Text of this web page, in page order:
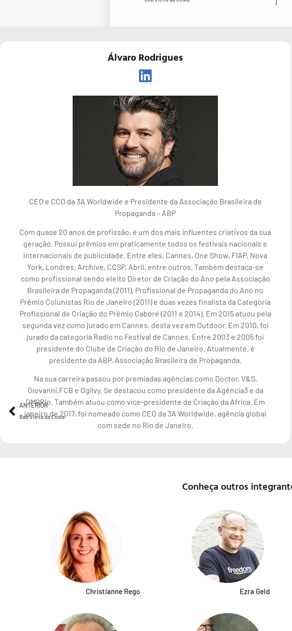
Álvaro Rodrigues
CEO e CCO da 3A Worldwide e Presidente da Associação Brasileira de
Propaganda – ABP
Com quase 20 anos de profissão, é um dos mais influentes criativos da sua
geração. Possui prêmios em praticamente todos os festivais nacionais e
internacionais de publicidade. Entre eles, Cannes, One Show, FIAP, Nova
York, Londres, Archive, CCSP, Abril, entre outros. Também destaca-se
como profissional sendo eleito Diretor de Criação do Ano pela Associação
Brasileira de Propaganda (2011), Profissional de Propaganda do Ano no
Prêmio Colunistas Rio de Janeiro (2011) e duas vezes finalista da Categoria
Profissional de Criação do Prêmio Caboré (2011 e 2014). Em 2015 atuou pela
segunda vez como jurado em Cannes, desta vez em Outdoor. Em 2010, foi
jurado da categoria Radio no Festival de Cannes. Entre 2003 e 2005 foi
presidente do Clube de Criação do Rio de Janeiro. Atualmente, é
presidente da ABP, Associação Brasileira de Propaganda.
Na sua carreira passou por premiadas agências como Doctor, V&S,
Giovanni,FCB e Ogilvy. Se destacou como presidente da Agência3 e da
DM9Rio. Também atuou como vice-presidente de Criação da Africa. Em
janeiro de 2017, foi nomeado como CEO da 3A Worldwide, agência global
com sede no Rio de Janeiro.
ANTERIOR
Bob Vieira da Costa
Conheça outros
Christianne Rego Ezra Geld